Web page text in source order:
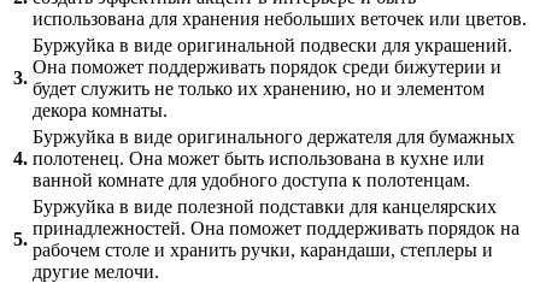
использована для хранения небольших веточек или цветов.
3.
Буржуйка в виде оригинальной подвески для украшений.
Она поможет поддерживать порядок среди бижутерии и
будет служить не только их хранению, но и элементом
декора комнаты.
4.
Буржуйка в виде оригинального держателя для бумажных
полотенец. Она может быть использована в кухне или
ванной комнате для удобного доступа к полотенцам.
5.
Буржуйка в виде полезной подставки для канцелярских
принадлежностей. Она поможет поддерживать порядок на
рабочем столе и хранить ручки, карандаши, степлеры и
другие мелочи.